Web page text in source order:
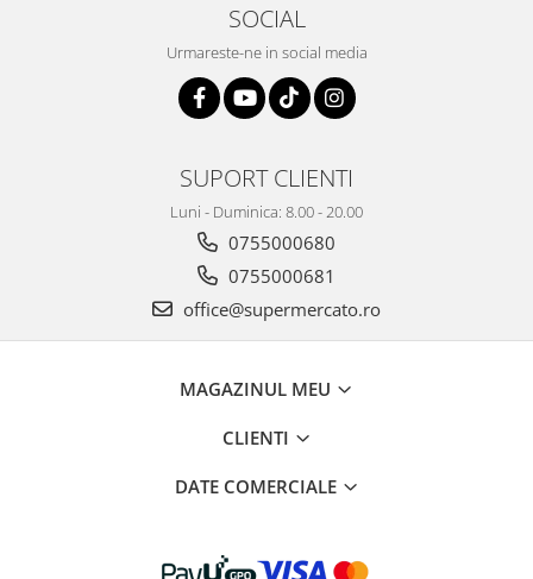
SOCIAL
Urmareste-ne in social media
SUPORT CLIENTI
Luni - Duminica: 8.00 - 20.00
0755000680
0755000681
office@supermercato.ro
MAGAZINUL MEU
CLIENTI
DATE COMERCIALE